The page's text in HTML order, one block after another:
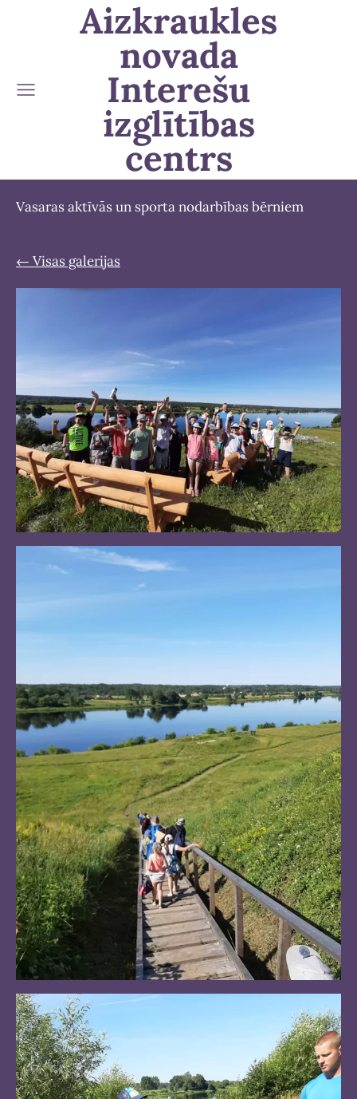
Aizkraukles
novada
Interešu
izglītības
centrs
Vasaras aktīvās un sporta nodarbības bērniem
Visas galerijas